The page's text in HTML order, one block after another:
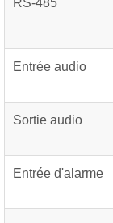
RS-485
Entrée audio
Sortie audio
Entrée d'alarme